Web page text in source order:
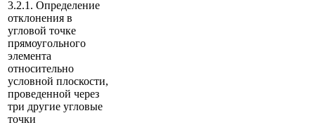
3.2.1. Определение
отклонения в
угловой точке
прямоугольного
элемента
относительно
условной плоскости,
проведенной через
три другие угловые
точки